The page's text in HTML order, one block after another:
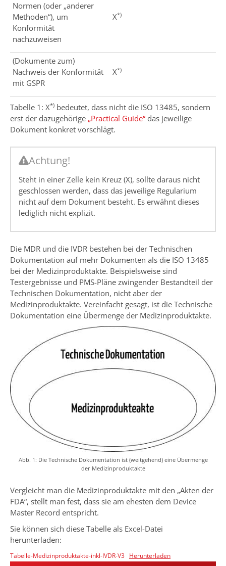
Normen (oder „anderer
Methoden“), um
Konformität
nachzuweisen
X*)
(Dokumente zum)
Nachweis der Konformität
mit GSPR
X*)
Tabelle 1: X*) bedeutet, dass nicht die ISO 13485, sondern
erst der dazugehörige „Practical Guide“ das jeweilige
Dokument konkret vorschlägt.
Achtung!
Steht in einer Zelle kein Kreuz (X), sollte daraus nicht
geschlossen werden, dass das jeweilige Regularium
nicht auf dem Dokument besteht. Es erwähnt dieses
lediglich nicht explizit.
Die MDR und die IVDR bestehen bei der Technischen
Dokumentation auf mehr Dokumenten als die ISO 13485
bei der Medizinproduktakte. Beispielsweise sind
Testergebnisse und PMS-Pläne zwingender Bestandteil der
Technischen Dokumentation, nicht aber der
Medizinproduktakte. Vereinfacht gesagt, ist die Technische
Dokumentation eine Übermenge der Medizinproduktakte.
Abb. 1: Die Technische Dokumentation ist (weitgehend) eine Übermenge
der Medizinproduktakte
Vergleicht man die Medizinproduktakte mit den „Akten der
FDA“, stellt man fest, dass sie am ehesten dem Device
Master Record entspricht.
Sie können sich diese Tabelle als Excel-Datei
herunterladen:
Tabelle-Medizinproduktakte-inkl-IVDR-V3 Herunterladen